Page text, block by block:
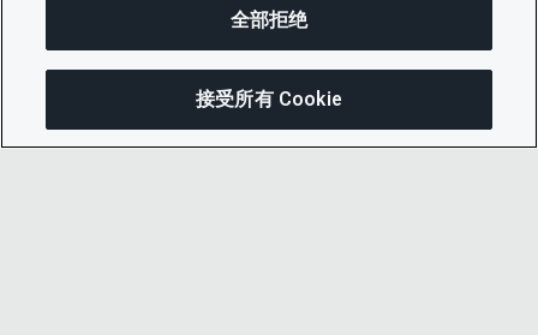
全部拒绝
接受所有 Cookie